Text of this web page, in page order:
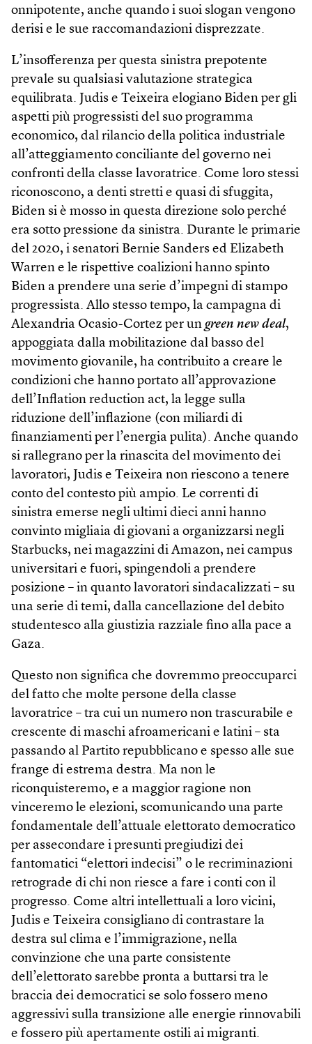
onnipotente, anche quando i suoi slogan vengono
derisi e le sue raccomandazioni disprezzate.
L’insofferenza per questa sinistra prepotente
prevale su qualsiasi valutazione strategica
equilibrata. Judis e Teixeira elogiano Biden per gli
aspetti più progressisti del suo programma
economico, dal rilancio della politica industriale
all’atteggiamento conciliante del governo nei
confronti della classe lavoratrice. Come loro stessi
riconoscono, a denti stretti e quasi di sfuggita,
Biden si è mosso in questa direzione solo perché
era sotto pressione da sinistra. Durante le primarie
del 2020, i senatori Bernie Sanders ed Elizabeth
Warren e le rispettive coalizioni hanno spinto
Biden a prendere una serie d’impegni di stampo
progressista. Allo stesso tempo, la campagna di
Alexandria Ocasio-Cortez per un green new deal,
appoggiata dalla mobilitazione dal basso del
movimento giovanile, ha contribuito a creare le
condizioni che hanno portato all’approvazione
dell’Inflation reduction act, la legge sulla
riduzione dell’inflazione (con miliardi di
finanziamenti per l’energia pulita). Anche quando
si rallegrano per la rinascita del movimento dei
lavoratori, Judis e Teixeira non riescono a tenere
conto del contesto più ampio. Le correnti di
sinistra emerse negli ultimi dieci anni hanno
convinto migliaia di giovani a organizzarsi negli
Starbucks, nei magazzini di Amazon, nei campus
universitari e fuori, spingendoli a prendere
posizione – in quanto lavoratori sindacalizzati – su
una serie di temi, dalla cancellazione del debito
studentesco alla giustizia razziale fino alla pace a
Gaza.
Questo non significa che dovremmo preoccuparci
del fatto che molte persone della classe
lavoratrice – tra cui un numero non trascurabile e
crescente di maschi afroamericani e latini – sta
passando al Partito repubblicano e spesso alle sue
frange di estrema destra. Ma non le
riconquisteremo, e a maggior ragione non
vinceremo le elezioni, scomunicando una parte
fondamentale dell’attuale elettorato democratico
per assecondare i presunti pregiudizi dei
fantomatici “elettori indecisi” o le recriminazioni
retrograde di chi non riesce a fare i conti con il
progresso. Come altri intellettuali a loro vicini,
Judis e Teixeira consigliano di contrastare la
destra sul clima e l’immigrazione, nella
convinzione che una parte consistente
dell’elettorato sarebbe pronta a buttarsi tra le
braccia dei democratici se solo fossero meno
aggressivi sulla transizione alle energie rinnovabili
e fossero più apertamente ostili ai migranti.